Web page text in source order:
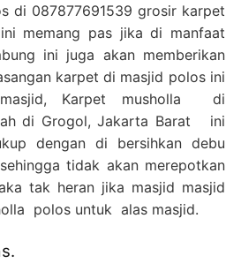
di 087877691539 grosir karpet
memang pas jika di manfaat
ini juga akan memberikan
karpet di masjid polos ini
Karpet musholla di
di Grogol, Jakarta Barat ini
dengan di bersihkan debu
tidak akan merepotkan
tak heran jika masjid masjid
polos untuk alas masjid.